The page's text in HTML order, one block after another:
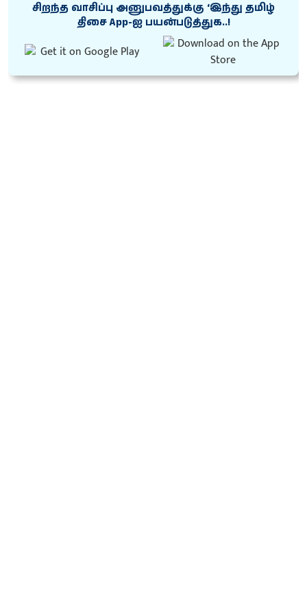
சிறந்த வாசிப்பு அனுபவத்துக்கு ‘இந்து தமிழ்
திசை App-ஐ பயன்படுத்துக..!